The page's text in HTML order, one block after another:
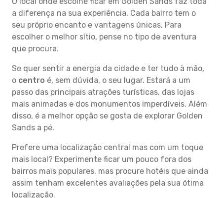
a diferença na sua experiência. Cada bairro tem o
seu próprio encanto e vantagens únicas. Para
escolher o melhor sítio, pense no tipo de aventura
que procura.
Se quer sentir a energia da cidade e ter tudo à mão,
o centro é, sem dúvida, o seu lugar. Estará a um
passo das principais atrações turísticas, das lojas
mais animadas e dos monumentos imperdíveis. Além
disso, é a melhor opção se gosta de explorar Golden
Sands a pé.
Prefere uma localização central mas com um toque
mais local? Experimente ficar um pouco fora dos
bairros mais populares, mas procure hotéis que ainda
assim tenham excelentes avaliações pela sua ótima
localização.